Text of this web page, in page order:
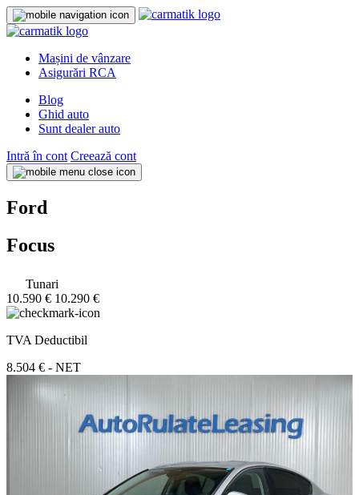
Mașini de vânzare
Asigurări RCA
Blog
Ghid auto
Sunt dealer auto
Intră în cont Creează cont
Ford
Focus
Tunari
10.590 € 10.290 €
TVA Deductibil
8.504 € - NET